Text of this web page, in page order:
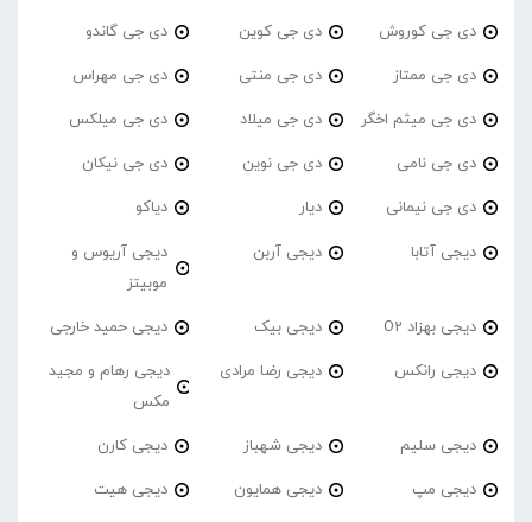
دی جی کوروش دی جی کوین دی جی گاندو
دی جی ممتاز دی جی منتی دی جی مهراس
دی جی میثم اخگر دی جی میلاد دی جی میلکس
دی جی نامی دی جی نوین دی جی نیکان
دی جی نیمانی دیار دیاکو
دیجی آتابا دیجی آربن
دیجی آریوس و
موبیتز
دیجی بهزاد O2 دیجی بیک دیجی حمید خارجی
دیجی رانکس دیجی رضا مرادی
دیجی رهام و مجید
مکس
دیجی سلیم دیجی شهباز دیجی کارن
دیجی مپ دیجی همایون دیجی هیت